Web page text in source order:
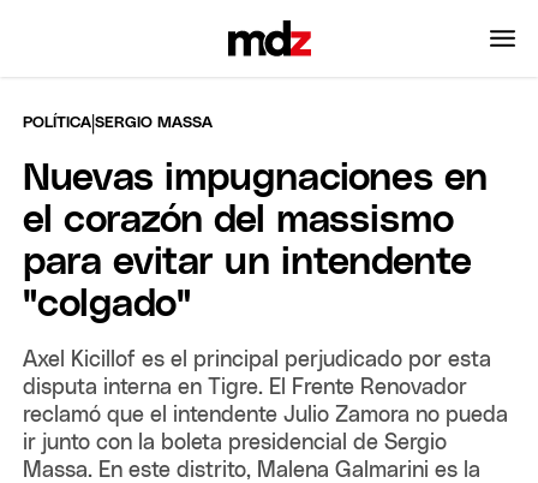
POLÍTICA |SERGIO MASSA
Nuevas impugnaciones en
el corazón del massismo
para evitar un intendente
"colgado"
Axel Kicillof es el principal perjudicado por esta
disputa interna en Tigre. El Frente Renovador
reclamó que el intendente Julio Zamora no pueda
ir junto con la boleta presidencial de Sergio
Massa. En este distrito, Malena Galmarini es la